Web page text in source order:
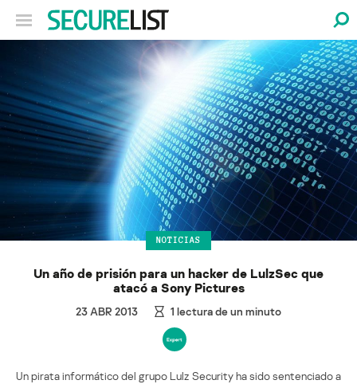
NOTICIAS
Un año de prisión para un hacker de LulzSec que
atacó a Sony Pictures
23 ABR 2013 1 lectura de un minuto
Un pirata informático del grupo Lulz Security ha sido sentenciado a